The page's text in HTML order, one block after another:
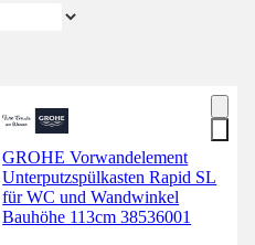
GROHE Vorwandelement
Unterputzspülkasten Rapid SL
für WC und Wandwinkel
Bauhöhe 113cm 38536001